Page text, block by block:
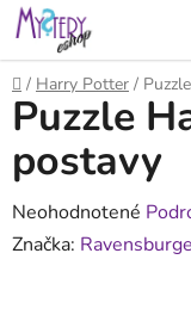
Prejsť
na
obsah
Domov
/ Harry Potter /
Puzzle
postavy
Priemerné
hodnotenie
Neohodnotené
Značka: